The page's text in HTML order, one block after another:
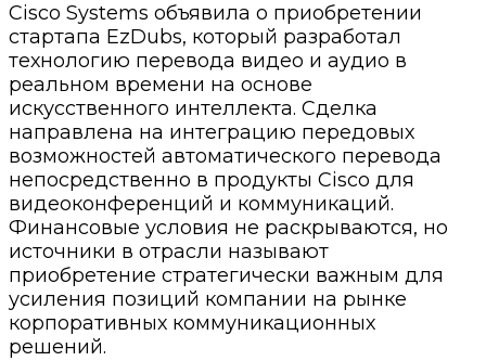
Cisco Systems объявила о приобретении
стартапа EzDubs, который разработал
технологию перевода видео и аудио в
реальном времени на основе
искусственного интеллекта. Сделка
направлена на интеграцию передовых
возможностей автоматического перевода
непосредственно в продукты Cisco для
видеоконференций и коммуникаций.
Финансовые условия не раскрываются, но
источники в отрасли называют
приобретение стратегически важным для
усиления позиций компании на рынке
корпоративных коммуникационных
решений.